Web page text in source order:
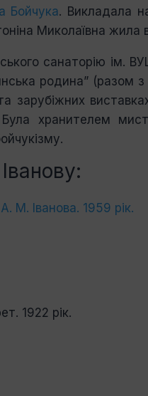
Бойчука. Викла­дала
Миколаївна жила
сана­торію ім.
родина” (разом
зарубіжних
хранителем
М. Іванова. 1959 рік.
1922 рік.